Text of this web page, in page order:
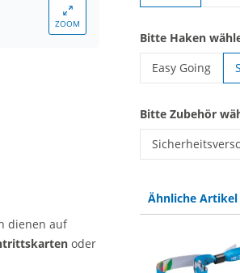
ZOOM
Bitte Haken
Easy Going
Bitte Zubehör
dienen auf
oder
Ähnliche Artikel